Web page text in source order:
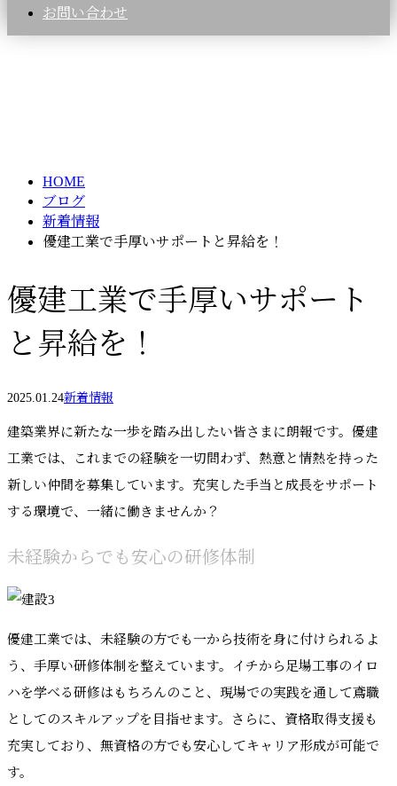
お問い合わせ
HOME
ブログ
新着情報
優建工業で手厚いサポートと昇給を！
優建工業で手厚いサポート
と昇給を！
2025.01.24新着情報
建築業界に新たな一歩を踏み出したい皆さまに朗報です。優建
工業では、これまでの経験を一切問わず、熱意と情熱を持った
新しい仲間を募集しています。充実した手当と成長をサポート
する環境で、一緒に働きませんか？
未経験からでも安心の研修体制
優建工業では、未経験の方でも一から技術を身に付けられるよ
う、手厚い研修体制を整えています。イチから足場工事のイロ
ハを学べる研修はもちろんのこと、現場での実践を通して鳶職
としてのスキルアップを目指せます。さらに、資格取得支援も
充実しており、無資格の方でも安心してキャリア形成が可能で
す。